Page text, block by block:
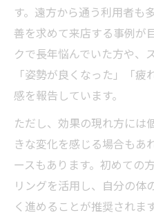
す。遠方から通う利用者も
善を求めて来店する事例が
クで長年悩んでいた方や、
「姿勢が良くなった」「
感を報告しています。
ただし、効果の現れ方には
きな変化を感じる場合もあ
ースもあります。初めての
リングを活用し、自分の体
く進めることが推奨されます